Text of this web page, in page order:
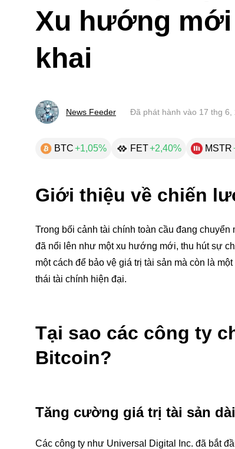
Xu hướng
khai
News Feeder Đã phát hành vào 17 thg 6,
BTC+1,05% FET+2,40% MSTR
Giới thiệu về chiến
Trong bối cảnh tài chính toàn cầu đang
đã nổi lên như một xu hướng mới, thu hút sự
một cách để bảo vệ giá trị tài sản mà còn là
thái tài chính hiện đại.
Tại sao các công ty
Bitcoin?
Tăng cường giá trị tài sản
Các công ty như Universal Digital Inc. đã bắt